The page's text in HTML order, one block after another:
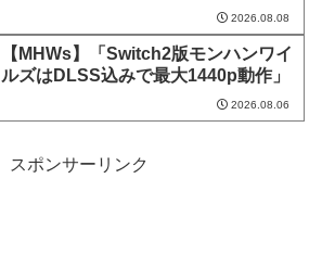
2026.08.08
【MHWs】「Switch2版モンハンワイ
ルズはDLSS込みで最大1440p動作」
2026.08.06
スポンサーリンク